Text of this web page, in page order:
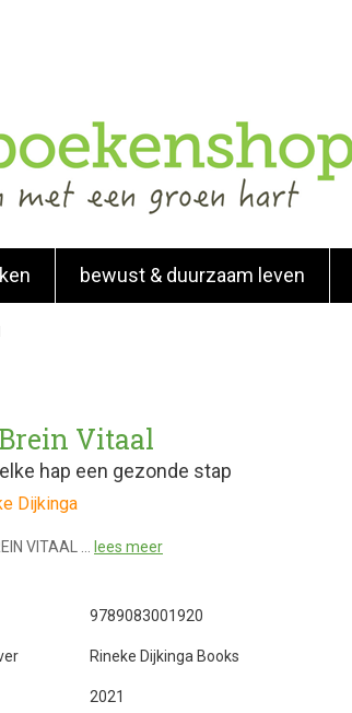
bewust & duurzaam leven
Vitaal
hap een gezonde stap
Dijkinga
VITAAL … lees meer
9789083001920
Rineke Dijkinga Books
2021